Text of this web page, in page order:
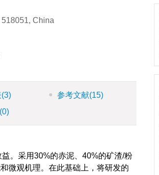
China
(3) 参考文献(15)
(0)
。采用30%的赤泥、40%的矿渣/粉
微观机理。在此基础上，将研发的